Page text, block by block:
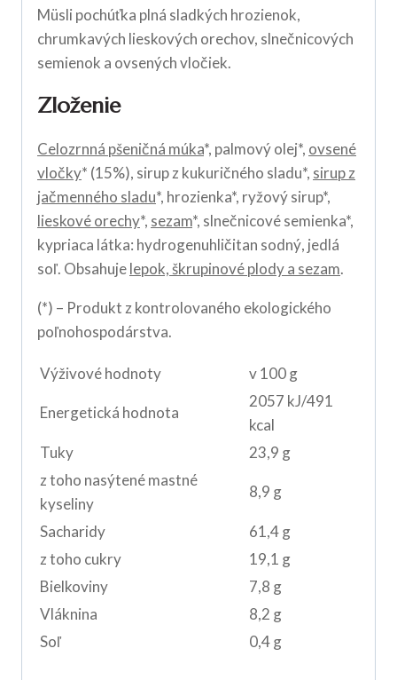
Müsli pochúťka plná sladkých hrozienok,
chrumkavých lieskových orechov, slnečnicových
semienok a ovsených vločiek.
Zloženie
Celozrnná pšeničná múka*, palmový olej*, ovsené
vločky* (15%), sirup z kukuričného sladu*, sirup z
jačmenného sladu*, hrozienka*, ryžový sirup*,
lieskové orechy*, sezam*, slnečnicové semienka*,
kypriaca látka: hydrogenuhličitan sodný, jedlá
soľ. Obsahujelepok, škrupinové plody a sezam.
(*) – Produkt z kontrolovaného ekologického
poľnohospodárstva.
Výživové hodnoty v 100 g
Energetická hodnota
2057 kJ/491
kcal
Tuky
23,9 g
z toho nasýtené mastné
kyseliny
8,9 g
Sacharidy
61,4 g
z toho cukry
19,1 g
Bielkoviny
7,8 g
Vláknina
8,2 g
Soľ
0,4 g